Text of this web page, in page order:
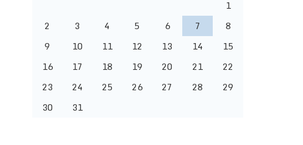
1
2
3 4 5 6 7
8
9
10 11 12 13 14
15
16
17 18 19 20 21
22
23
24 25 26 27 28
29
30
31